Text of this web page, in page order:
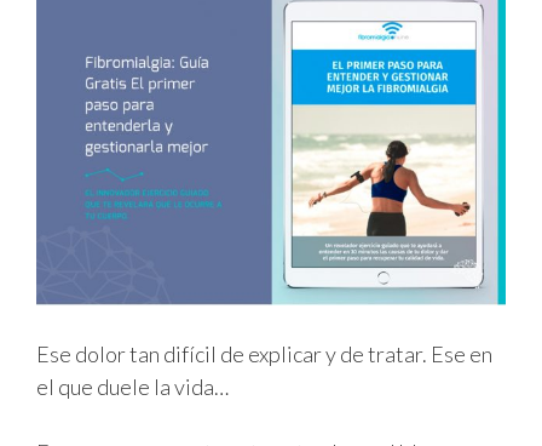
Ese dolor tan difícil de explicar y de tratar. Ese en
el que duele la vida…